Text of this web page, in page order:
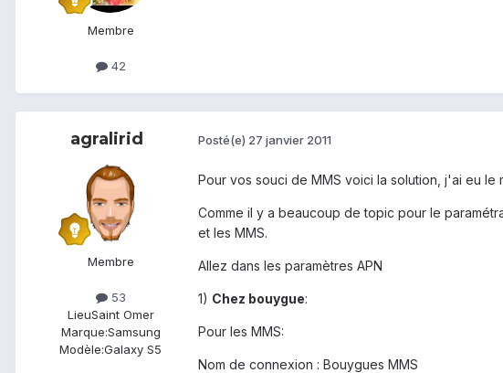
Membre
42
agralirid
Membre
53
LieuSaint Omer
Marque:Samsung
Modèle:Galaxy S5
Posté(e) 27 janvier 2011
Pour vos souci de MMS voici la solution, j'ai eu le
Comme il y a beaucoup de topic pour le
et les MMS.
Allez dans les paramètres APN
1) Chez bouygue:
Pour les MMS:
Nom de connexion : Bouygues MMS